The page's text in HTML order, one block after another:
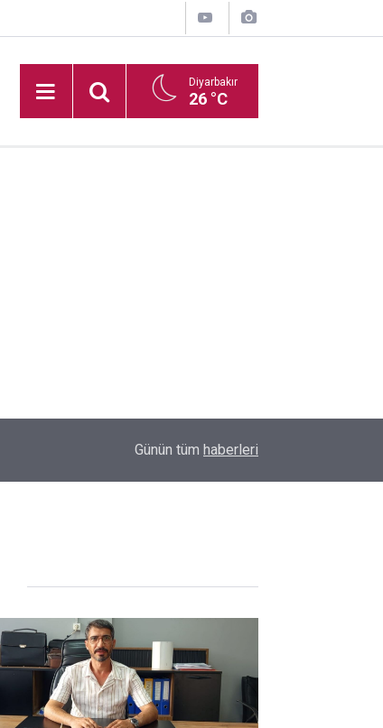
Diyarbakır
26 °C
Barış Ünal yazdı; Silahlar susarsa gelecek
Günün tüm haberleri